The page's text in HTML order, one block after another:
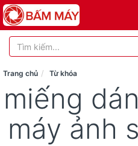
Trang chủ Từ khóa
miếng
máy ảnh